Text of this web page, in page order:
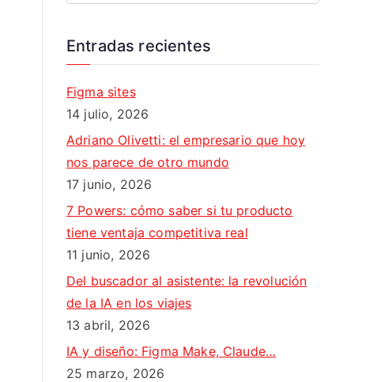
Entradas recientes
Figma sites
14 julio, 2026
Adriano Olivetti: el empresario que hoy
nos parece de otro mundo
17 junio, 2026
7 Powers: cómo saber si tu producto
tiene ventaja competitiva real
11 junio, 2026
Del buscador al asistente: la revolución
de la IA en los viajes
13 abril, 2026
IA y diseño: Figma Make, Claude…
25 marzo, 2026